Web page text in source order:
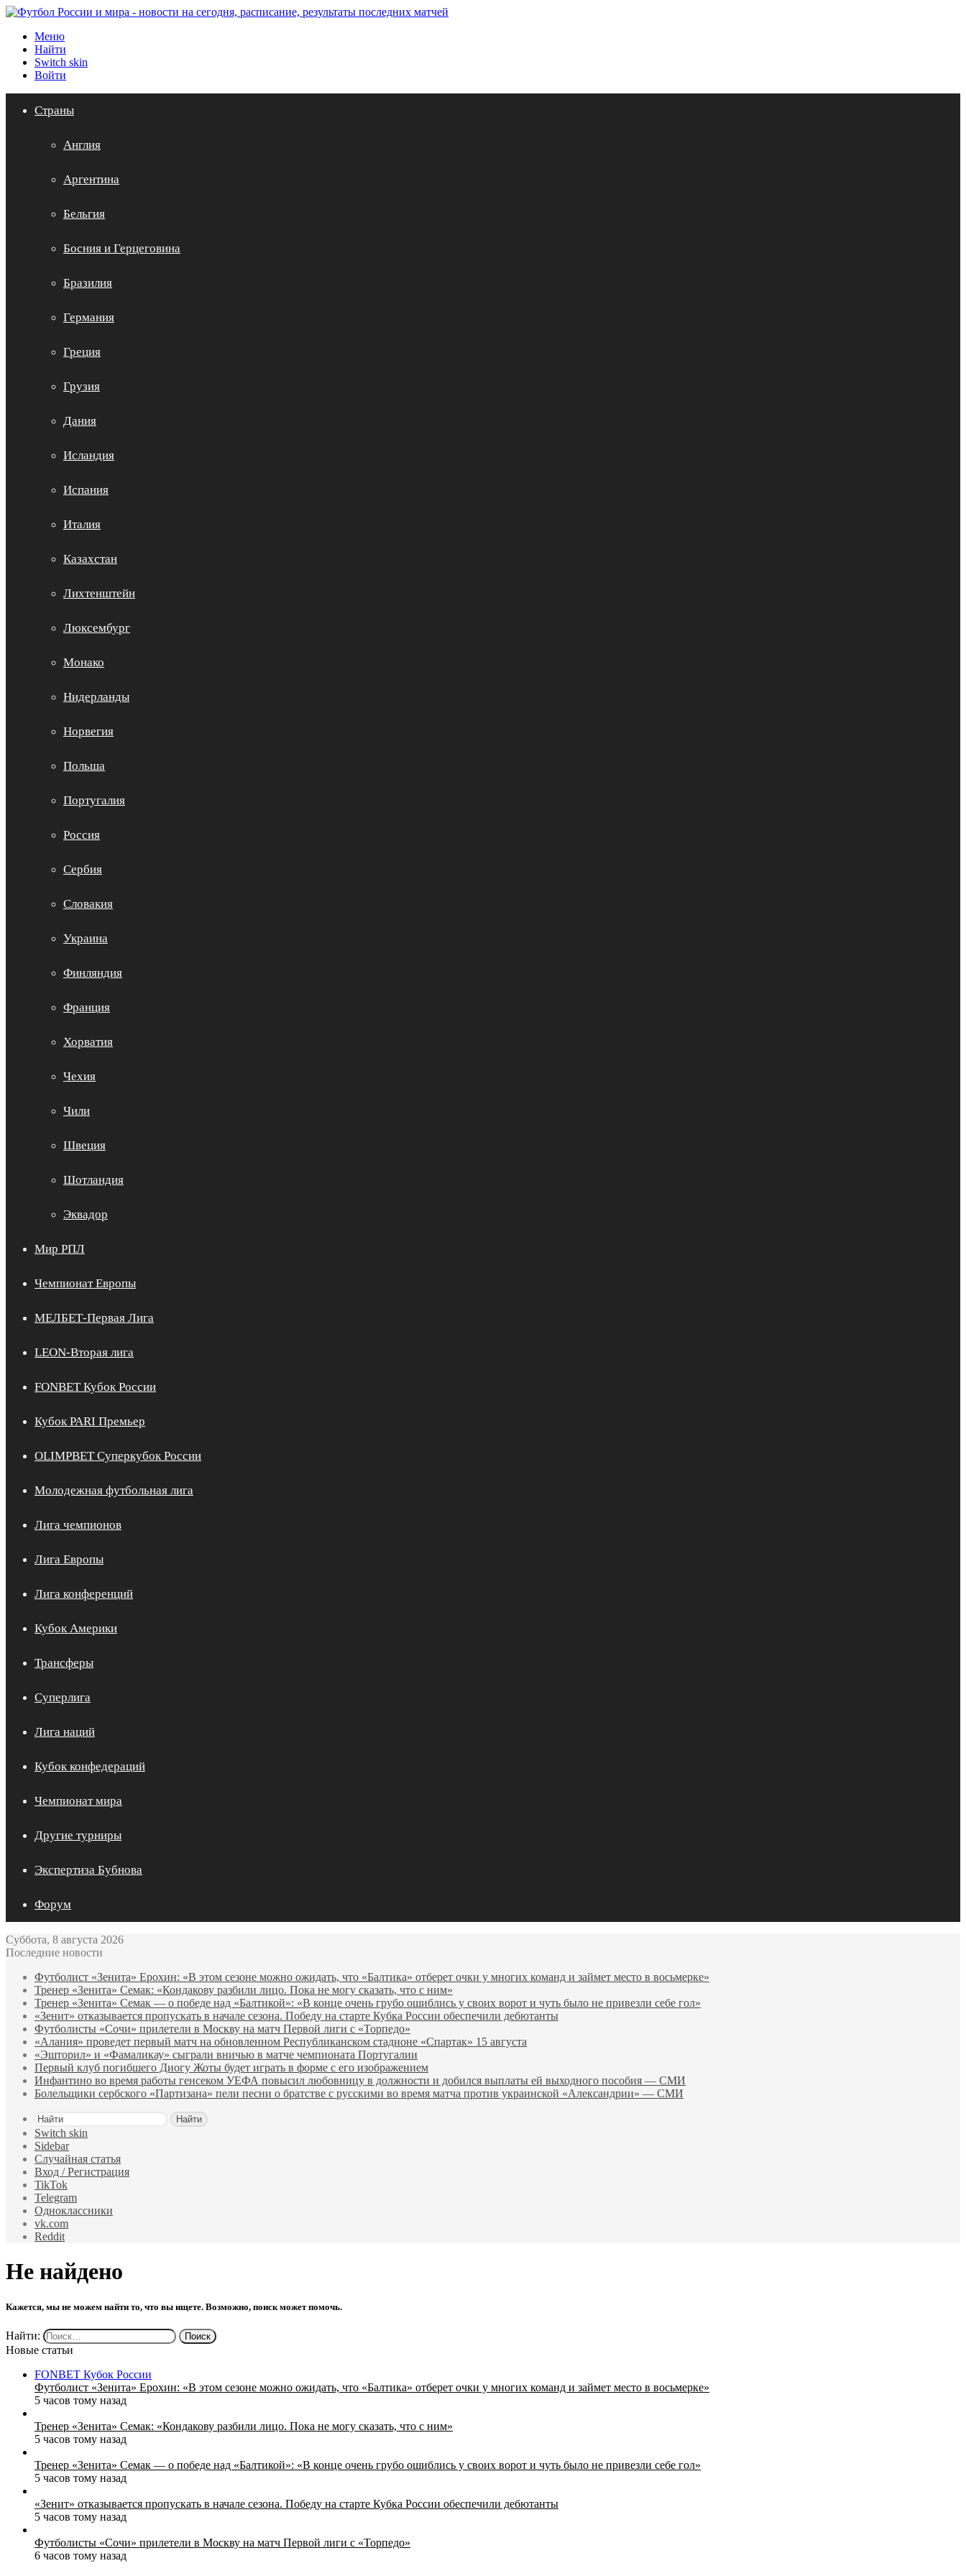
Меню
Найти
Switch skin
Войти
Страны
Англия
Аргентина
Бельгия
Босния и Герцеговина
Бразилия
Германия
Греция
Грузия
Дания
Исландия
Испания
Италия
Казахстан
Лихтенштейн
Люксембург
Монако
Нидерланды
Норвегия
Польша
Португалия
Россия
Сербия
Словакия
Украина
Финляндия
Франция
Хорватия
Чехия
Чили
Швеция
Шотландия
Эквадор
Мир РПЛ
Чемпионат Европы
МЕЛБЕТ-Первая Лига
LEON-Вторая лига
FONBET Кубок России
Кубок PARI Премьер
OLIMPBET Суперкубок России
Молодежная футбольная лига
Лига чемпионов
Лига Европы
Лига конференций
Кубок Америки
Трансферы
Суперлига
Лига наций
Кубок конфедераций
Чемпионат мира
Другие турниры
Экспертиза Бубнова
Форум
Суббота, 8 августа 2026
Последние новости
Футболист «Зенита» Ерохин: «В этом сезоне можно ожидать, что «Балтика» отберет очки у многих команд и займет место в восьмерке»
Тренер «Зенита» Семак: «Кондакову разбили лицо. Пока не могу сказать, что с ним»
Тренер «Зенита» Семак — о победе над «Балтикой»: «В конце очень грубо ошиблись у своих ворот и чуть было не привезли себе гол»
«Зенит» отказывается пропускать в начале сезона. Победу на старте Кубка России обеспечили дебютанты
Футболисты «Сочи» прилетели в Москву на матч Первой лиги с «Торпедо»
«Алания» проведет первый матч на обновленном Республиканском стадионе «Спартак» 15 августа
«Эшторил» и «Фамаликау» сыграли вничью в матче чемпионата Португалии
Первый клуб погибшего Диогу Жоты будет играть в форме с его изображением
Инфантино во время работы генсеком УЕФА повысил любовницу в должности и добился выплаты ей выходного пособия — СМИ
Болельщики сербского «Партизана» пели песни о братстве с русскими во время матча против украинской «Александрии» — СМИ
Найти
Switch skin
Sidebar
Случайная статья
Вход / Регистрация
TikTok
Telegram
Одноклассники
vk.com
Reddit
Не найдено
Кажется, мы не можем найти то, что вы ищете. Возможно, поиск может помочь.
Найти:
Новые статьи
FONBET Кубок России
Футболист «Зенита» Ерохин: «В этом сезоне можно ожидать, что «Балтика» отберет очки у многих команд и займет место в восьмерке»
5 часов тому назад
Тренер «Зенита» Семак: «Кондакову разбили лицо. Пока не могу сказать, что с ним»
5 часов тому назад
Тренер «Зенита» Семак — о победе над «Балтикой»: «В конце очень грубо ошиблись у своих ворот и чуть было не привезли себе гол»
5 часов тому назад
«Зенит» отказывается пропускать в начале сезона. Победу на старте Кубка России обеспечили дебютанты
5 часов тому назад
Футболисты «Сочи» прилетели в Москву на матч Первой лиги с «Торпедо»
6 часов тому назад